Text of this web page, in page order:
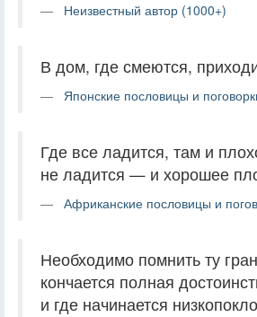
Неизвестный автор (1000+)
В дом, где смеются,
Японские пословицы и
Где все ладится, там и
не ладится — и хорошее
Африканские пословицы и
Необходимо помнить ту
кончается полная
и где начинается